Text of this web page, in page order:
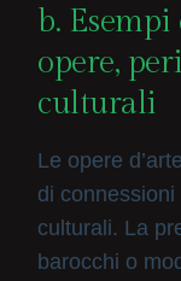
b.
opere,
culturali
Le opere
di
culturali. La
barocchi o